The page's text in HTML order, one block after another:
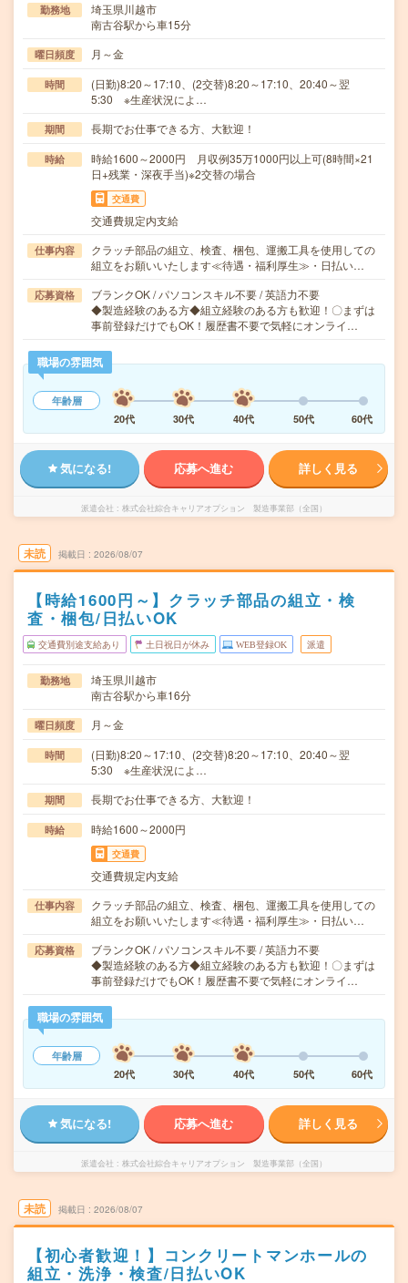
勤務地
埼玉県川越市
南古谷駅から車15分
曜日頻度 月～金
時間
(日勤)8:20～17:10、(2交替)8:20～17:10、20:40～翌
5:30 ※生産状況によ…
期間 長期でお仕事できる方、大歓迎！
時給
時給1600～2000円 月収例35万1000円以上可(8時間×21
日+残業・深夜手当)※2交替の場合
交通費
交通費規定内支給
仕事内容
クラッチ部品の組立、検査、梱包、運搬工具を使用しての
組立をお願いいたします≪待遇・福利厚生≫・日払い…
応募資格
ブランクOK / パソコンスキル不要 / 英語力不要
◆製造経験のある方◆組立経験のある方も歓迎！〇まずは
事前登録だけでもOK！履歴書不要で気軽にオンライ…
職場の雰囲気
年齢層
20代
30代 40代 50代 60代
気になる! 応募へ進む 詳しく見る
派遣会社 株式会社綜合キャリアオプション 製造事業部（全国）
未読 掲載日 2026/08/07
【時給1600円～】クラッチ部品の組立・検
査・梱包/日払いOK
交通費別途支給あり 土日祝日が休み WEB登録OK 派遣
勤務地
埼玉県川越市
南古谷駅から車16分
曜日頻度 月～金
時間
(日勤)8:20～17:10、(2交替)8:20～17:10、20:40～翌
5:30 ※生産状況によ…
期間 長期でお仕事できる方、大歓迎！
時給 時給1600～2000円
交通費
交通費規定内支給
仕事内容
クラッチ部品の組立、検査、梱包、運搬工具を使用しての
組立をお願いいたします≪待遇・福利厚生≫・日払い…
応募資格
ブランクOK / パソコンスキル不要 / 英語力不要
◆製造経験のある方◆組立経験のある方も歓迎！〇まずは
事前登録だけでもOK！履歴書不要で気軽にオンライ…
職場の雰囲気
年齢層
20代
30代 40代 50代 60代
気になる! 応募へ進む 詳しく見る
派遣会社 株式会社綜合キャリアオプション 製造事業部（全国）
未読 掲載日 2026/08/07
【初心者歓迎！】コンクリートマンホールの
組立・洗浄・検査/日払いOK